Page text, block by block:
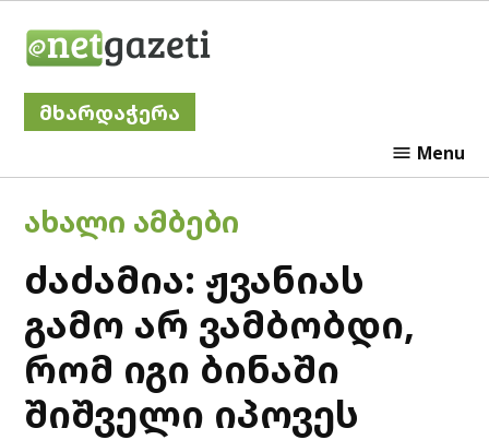
მხარდაჭერა
Menu
POSTED
IN
ᲐᲮᲐᲚᲘ ᲐᲛᲑᲔᲑᲘ
ძაძამია: ჟვანიას
გამო არ ვამბობდი,
რომ იგი ბინაში
შიშველი იპოვეს